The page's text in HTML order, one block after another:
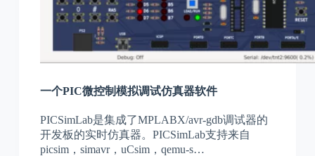
一个PIC微控制模拟调试仿真器软件
PICSimLab是集成了MPLABX/avr-gdb调试器的
开发板的实时仿真器。PICSimLab支持来自
picsim，simavr，uCsim，qemu-s…